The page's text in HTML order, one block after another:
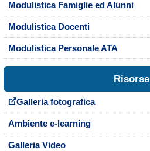
Modulistica Famiglie ed Alunni
Modulistica Docenti
Modulistica Personale ATA
Risorse
Galleria fotografica
Ambiente e-learning
Galleria Video